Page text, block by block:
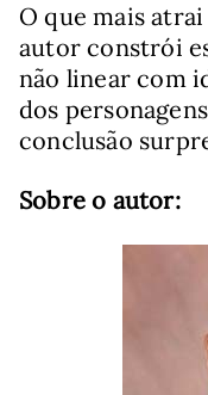
O que mais
autor constrói
não linear com
dos
conclusão
Sobre o autor: